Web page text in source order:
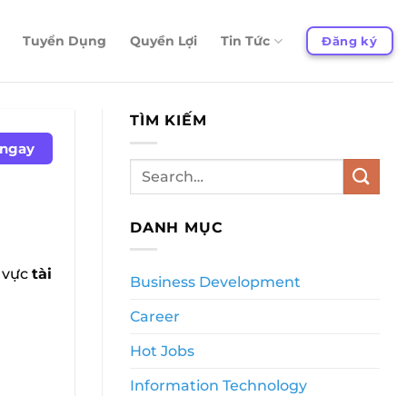
Tuyển Dụng Quyền Lợi Tin Tức Đăng ký
tài
TÌM KIẾM
DANH MỤC
Business Development
Career
Hot Jobs
Information Technology